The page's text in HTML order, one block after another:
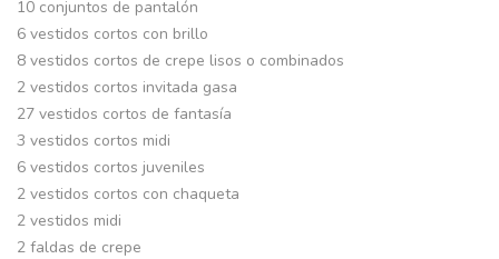
10 conjuntos de pantalón
6 vestidos cortos con brillo
8 vestidos cortos de crepe lisos o combinados
2 vestidos cortos invitada gasa
27 vestidos cortos de fantasía
3 vestidos cortos midi
6 vestidos cortos juveniles
2 vestidos cortos con chaqueta
2 vestidos midi
2 faldas de crepe